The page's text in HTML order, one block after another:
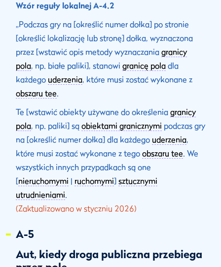
Wzór reguły lokalnej A-4.2
„Podczas gry na [określić numer dołka] po stronie
[określić lokalizację lub stronę] dołka, wyznaczona
przez [wstawić opis metody wyznaczania granicy
pola, np. białe paliki], stanowi granicę pola dla
każdego uderzenia, które musi zostać wykonane z
obszaru tee.
Te [wstawić obiekty używane do określenia granicy
pola, np. paliki] są obiektami granicznymi podczas gry
na [określić numer dołka] dla każdego uderzenia,
które musi zostać wykonane z tego obszaru tee. We
wszystkich innych przypadkach są one
[nieruchomymi | ruchomymi] sztucznymi
utrudnieniami.
(Zaktualizowano w styczniu 2026)
A-5
Aut, kiedy droga publiczna przebiega